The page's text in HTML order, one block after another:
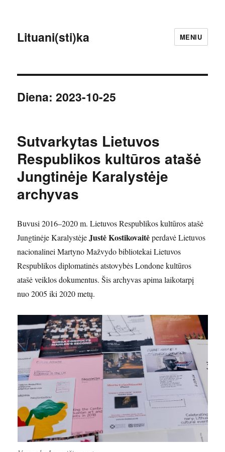
Lituani(sti)ka MENIU
Diena:2023-10-25
Sutvarkytas Lietuvos
Respublikos kultūros atašė
Jungtinėje Karalystėje
archyvas
Buvusi 2016–2020 m. Lietuvos Respublikos kultūros atašė
Jungtinėje KaralystėjeJustė Kostikovaitėperdavė Lietuvos
nacionalinei Martyno Mažvydo bibliotekai Lietuvos
Respublikos diplomatinės atstovybės Londone kultūros
atašė veiklos dokumentus. Šis archyvas apima laikotarpį
nuo 2005 iki 2020 metų.